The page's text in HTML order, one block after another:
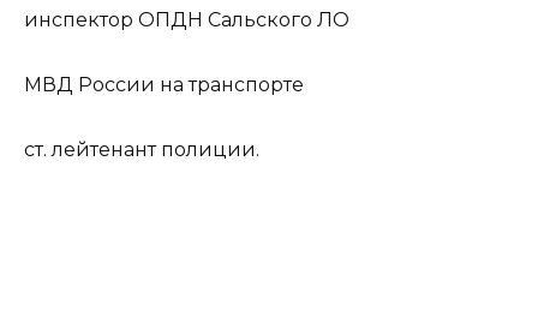
инспектор ОПДН Сальского ЛО
МВД России на транспорте
ст. лейтенант полиции.